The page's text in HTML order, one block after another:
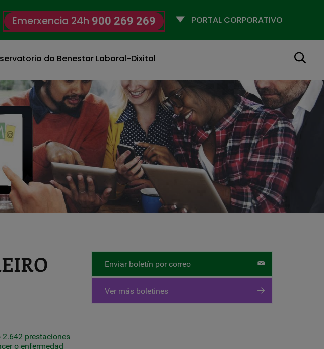
Emerxencia 24h 900 269 269
Selecciona
do Benestar Laboral-Dixital Buscar
prestaciones
o enfermedad
Enviar boletín por correo
Ver más boletines